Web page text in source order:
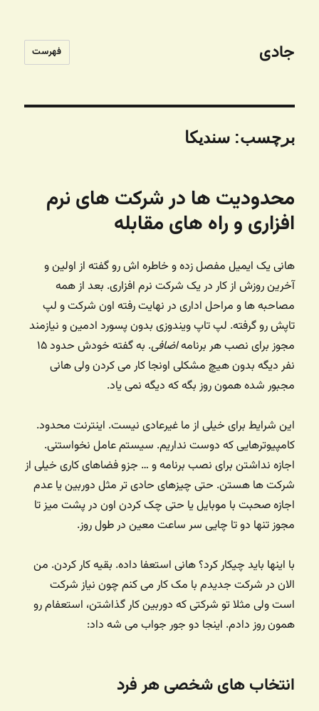
جادی فهرست
برچسب:سندیکا
محدودیت ها در شرکت های نرم
افزاری و راه های مقابله
هانی یک ایمیل مفصل زده و خاطره اش رو گفته از اولین و
آخرین روزش از کار در یک شرکت نرم افزاری. بعد از همه
مصاحبه ها و مراحل اداری در نهایت رفته اون شرکت و لپ
تاپش رو گرفته. لپ تاپ ویندوزی بدون پسورد ادمین و نیازمند
مجوز برای نصب هر برنامهاضافی
. به گفته خودش حدود ۱۵
نفر دیگه بدون هیچ مشکلی اونجا کار می کردن ولی هانی
مجبور شده همون روز بگه که دیگه نمی یاد.
این شرایط برای خیلی از ما غیرعادی نیست. اینترنت محدود.
کامپیوترهایی که دوست نداریم. سیستم عامل نخواستنی.
اجازه نداشتن برای نصب برنامه و … جزو فضاهای کاری خیلی از
شرکت ها هستن. حتی چیزهای حادی تر مثل دوربین یا عدم
اجازه صحبت با موبایل یا حتی چک کردن اون در پشت میز تا
مجوز تنها دو تا چایی سر ساعت معین در طول روز.
با اینها باید چیکار کرد؟ هانی استعفا داده. بقیه کار کردن. من
الان در شرکت جدیدم با مک کار می کنم چون نیاز شرکت
است ولی مثلا تو شرکتی که دوربین کار گذاشتن، استعفام رو
همون روز دادم. اینجا دو جور جواب می شه داد:
انتخاب های شخصی هر فرد